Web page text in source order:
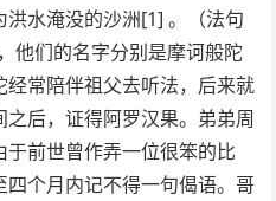
水淹没的沙洲[1] 。（法句
他们的名字分别是摩诃般陀
常陪伴祖父去听法，后来就
后，证得阿罗汉果。弟弟周
前世曾作弄一位很笨的比
个月内记不得一句偈语。哥